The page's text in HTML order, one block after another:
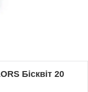
Бісквіт 20